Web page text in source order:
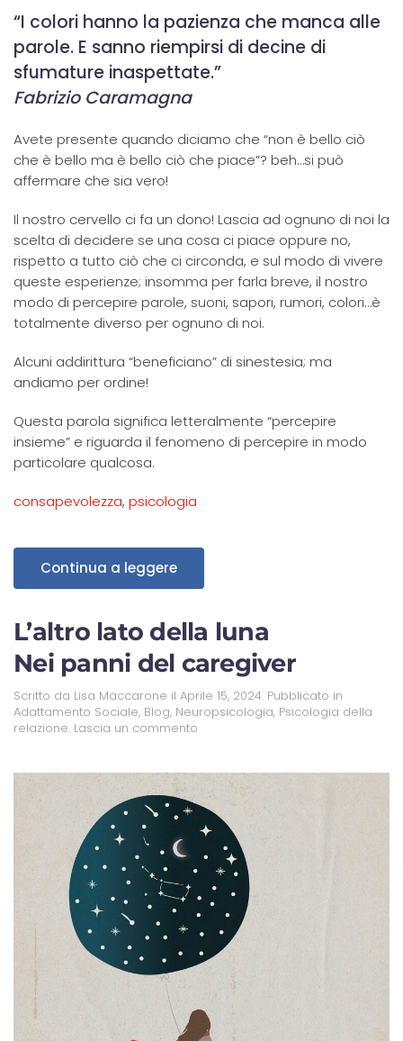
“I colori hanno la pazienza che manca alle
parole. E sanno riempirsi di decine di
sfumature inaspettate.”
Fabrizio Caramagna
Avete presente quando diciamo che “non è bello ciò
che è bello ma è bello ciò che piace”? beh…si può
affermare che sia vero!
Il nostro cervello ci fa un dono! Lascia ad ognuno di noi la
scelta di decidere se una cosa ci piace oppure no,
rispetto a tutto ciò che ci circonda, e sul modo di vivere
queste esperienze; insomma per farla breve, il nostro
modo di percepire parole, suoni, sapori, rumori, colori…è
totalmente diverso per ognuno di noi.
Alcuni addirittura “beneficiano” di sinestesia; ma
andiamo per ordine!
Questa parola significa letteralmente “percepire
insieme” e riguarda il fenomeno di percepire in modo
particolare qualcosa.
consapevolezza, psicologia
Continua a leggere
L’altro lato della luna
Nei panni del caregiver
Scritto da Lisa Maccarone il Aprile 15, 2024. Pubblicato in
Adattamento Sociale, Blog, Neuropsicologia, Psicologia della
relazione. Lascia un commento